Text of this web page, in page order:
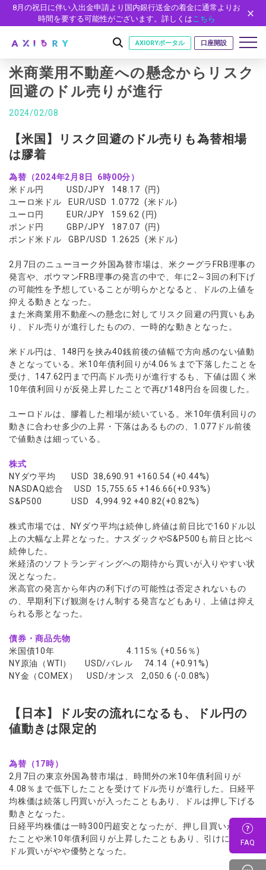
8月の祝日に伴い入出金申請より国内銀行送金の着金に通常よりお
時間を要する可能性がございます。詳しくはこちら
はじめに
ライセンス
取引
取引商品
FX（通貨ペア）
現物株式
ETF
株式CFD
株価指数CFD
エネルギーCFD
貴金属CFD
ソフトコモディティCFD
バトルCFD
取引条件
スプレッド・手数料
ゼロカットとロスカット
スワップとロールオーバー
入出金方法
レバレッジ
約定率
取引時間
取引計算シミュレーター
注文執行ポリシー
経済指標・予測カレンダー
休眠口座と凍結口座
口座
口座の種類
口座タイプ
法人のお客様
ゼロ口座
NEW
ウォレット口座
口座開設
口座開設フォーム
必要書類
開設方法
プラットフォーム
プラットフォーム
MT5
MT4
cTrader
AXIORYアプリ
AXIORYポータル
ツール
MT4/MT5 ヒストリカルデータ
EA(エキスパートアドバイザー)
カスタムインジケーター
日本時間表示インジケータ
ストライク インジケータ
MQLシグナル
NEW
通貨インデックス
パートナー
パートナーシップ・プログラム
特別・VIPプログラム
NEW
ニュース
お知らせ
マーケットニュース
コーポレートニュース
キャンペーン
企業情報
会社概要
役員紹介
お問合せ
よくあるご質問
日本語
English
Русский
Español
ไทย
口座開設する
デモ口座を開設する
法人のお客様は こちら
AXIORYポータル 口座開設
米商業用不動産への懸念からリスク
回避のドル売りが進行
2024/02/08
【米国】リスク回避のドル売りも為替相場
は膠着
為替（2024年2月8日 6時00分）
米ドル円 USD/JPY 148.17 (円)
ユーロ米ドル EUR/USD 1.0772 (米ドル)
ユーロ円 EUR/JPY 159.62 (円)
ポンド円 GBP/JPY 187.07 (円)
ポンド米ドル GBP/USD 1.2625 (米ドル)
2月7日のニューヨーク外国為替市場は、米クーグラFRB理事の
発言や、ボウマンFRB理事の発言の中で、年に2～3回の利下げ
の可能性を予想していることが明らかとなると、ドルの上値を
抑える動きとなった。
また米商業用不動産への懸念に対してリスク回避の円買いもあ
り、ドル売りが進行したものの、一時的な動きとなった。
米ドル円は、148円を挟み40銭前後の値幅で方向感のない値動
きとなっている。米10年債利回りが4.06％まで下落したことを
受け、147.62円まで円高ドル売りが進行するも、下値は固く米
10年債利回りが反発上昇したことで再び148円台を回復した。
ユーロドルは、膠着した相場が続いている。米10年債利回りの
動きに合わせ多少の上昇・下落はあるものの、1.077ドル前後
で値動きは細っている。
株式
NYダウ平均 USD 38,690.91 +160.54 (+0.44%)
NASDAQ総合 USD 15,755.65 +146.66(+0.93%)
S&P500 USD 4,994.92 +40.82(+0.82%)
株式市場では、NYダウ平均は続伸し終値は前日比で160ドル以
上の大幅な上昇となった。ナスダックやS&P500も前日と比べ
続伸した。
米経済のソフトランディングへの期待から買いが入りやすい状
況となった。
米高官の発言から年内の利下げの可能性は否定されないもの
の、早期利下げ観測をけん制する発言などもあり、上値は抑え
られる形となった。
債券・商品先物
米国債10年 4.115％ (+0.56％)
NY原油（WTI） USD/バレル 74.14 (+0.91%)
NY金（COMEX） USD/オンス 2,050.6 (-0.08%)
【日本】ドル安の流れになるも、ドル円の
値動きは限定的
為替（17時）
2月7日の東京外国為替市場は、時間外の米10年債利回りが
4.08％まで低下したことを受けてドル売りが進行した。日経平
均株価は続落し円買いが入ったこともあり、ドルは押し下げる
動きとなった。
日経平均株価は一時300円超安となったが、押し目買いが入っ
たことや米10年債利回りが上昇したこともあり、引けにかけて
ドル買いがやや優勢となった。
FAQ